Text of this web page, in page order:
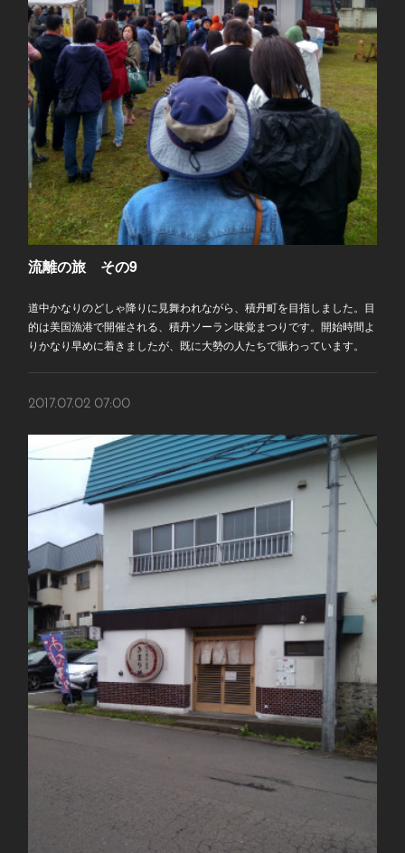
流離の旅 その9
道中かなりのどしゃ降りに見舞われながら、積丹町を目指しました。目
的は美国漁港で開催される、積丹ソーラン味覚まつりです。開始時間よ
りかなり早めに着きましたが、既に大勢の人たちで賑わっています。
2017.07.02 07:00